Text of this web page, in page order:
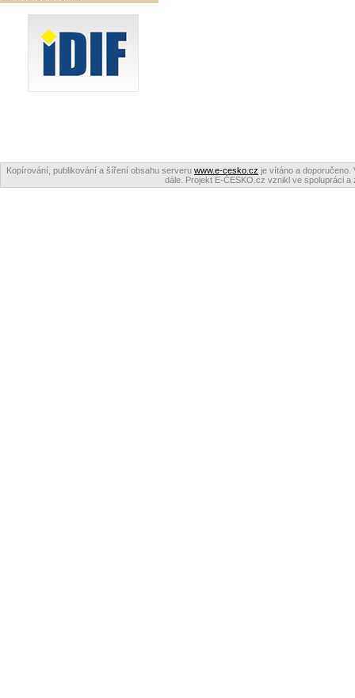
Kopírování, publikování a šíření obsahu serveru www.e-cesko.cz je vítáno a doporučeno.
dále. Projekt E-ČESKO.cz vznikl ve spolupráci